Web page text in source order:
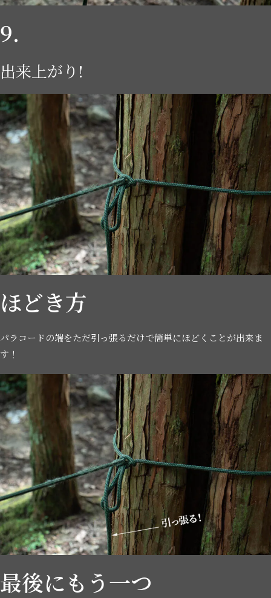
9.
出来上がり!
ほどき方
パラコードの端をただ引っ張るだけで簡単にほどくことが出来ま
す！
最後にもう一つ